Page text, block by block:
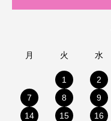
月 火 水
1 2
7
8 9
14
15 16